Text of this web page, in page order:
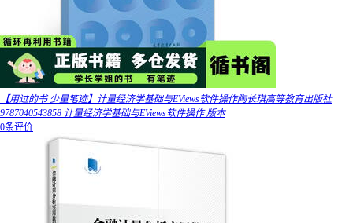
【用过的书 少量笔迹】计量经济学基础与EViews软件操作陶长琪高等教育出版社
9787040543858 计量经济学基础与EViews软件操作 版本
0条评价